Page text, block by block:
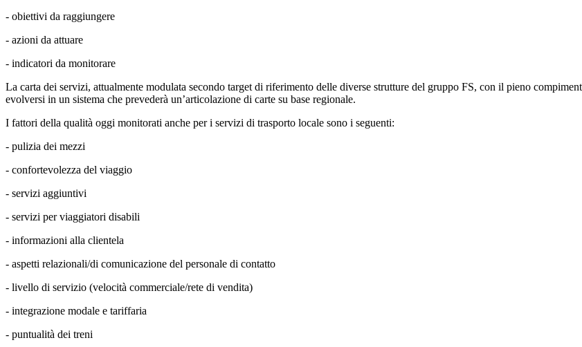
- obiettivi da raggiungere
- azioni da attuare
- indicatori da monitorare
La carta dei servizi, attualmente modulata secondo target di riferimento delle diverse strutture del gruppo FS, con il pieno
evolversi in un sistema che prevederà un’articolazione di carte su base regionale.
I fattori della qualità oggi monitorati anche per i servizi di trasporto locale sono i seguenti:
- pulizia dei mezzi
- confortevolezza del viaggio
- servizi aggiuntivi
- servizi per viaggiatori disabili
- informazioni alla clientela
- aspetti relazionali/di comunicazione del personale di contatto
- livello di servizio (velocità commerciale/rete di vendita)
- integrazione modale e tariffaria
- puntualità dei treni